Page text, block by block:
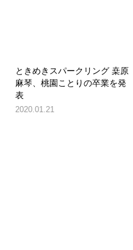
ときめきスパークリング 桒原
麻琴、桃園ことりの卒業を発
表
2020.01.21